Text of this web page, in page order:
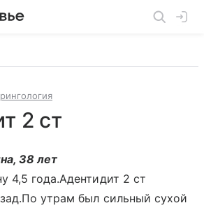
2 ст
38 лет
4,5 года.Адентидит 2 ст
утрам был сильный сухой